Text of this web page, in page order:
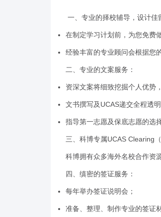
一、专业的择校辅导，设计佳
在制定学习计划前，为您免费
经验丰富的专业顾问会根据您
二、专业的文案服务：
资深文案将细致挖掘个人优势
文书撰写及UCAS递交全程透
指导第一志愿及保底志愿的选择
三、科博专属UCAS Clearing
科博拥有众多海外名校合作资
四、缜密的签证服务：
每年举办签证说明会；
准备、整理、制作专业的签证